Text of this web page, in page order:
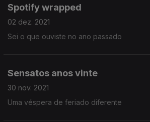
Spotify wrapped
02 dez. 2021
Sei o que ouviste no ano passado
Sensatos anos vinte
30 nov. 2021
Uma véspera de feriado diferente